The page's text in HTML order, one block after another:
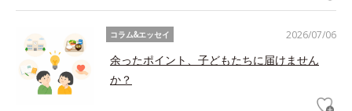
2026/07/06
コラム&エッセイ
余ったポイント、子どもたちに届けません
か？